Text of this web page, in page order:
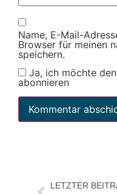
Name, E-Mail-
Browser für meinen
speichern.
Ja, ich möchte
abonnieren
LETZTER